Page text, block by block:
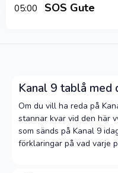
05:00 SOS Gute
Kanal 9 tablå med
Om du vill ha reda på
stannar kvar vid den här
som sänds på Kanal 9
förklaringar på vad varje